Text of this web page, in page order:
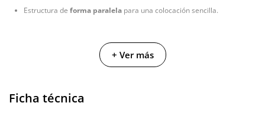
Estructura de forma paralela para una colocación sencilla.
+ Ver más
Ficha técnica